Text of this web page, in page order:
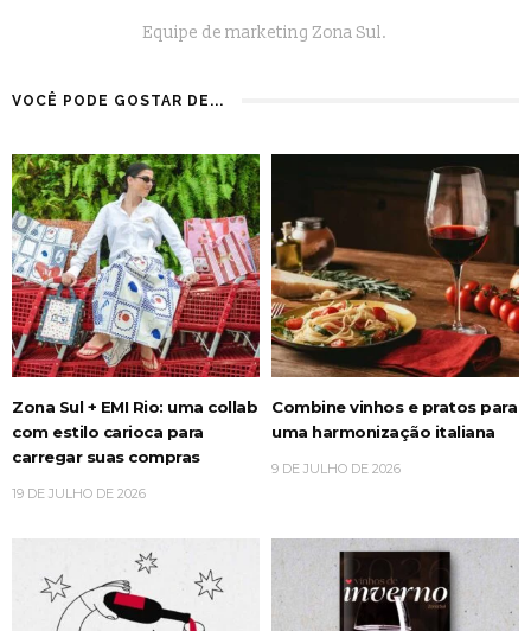
Equipe de marketing Zona Sul.
VOCÊ PODE GOSTAR DE...
Zona Sul + EMI Rio: uma collab
com estilo carioca para
carregar suas compras
19 DE JULHO DE 2026
Combine vinhos e pratos para
uma harmonização italiana
9 DE JULHO DE 2026